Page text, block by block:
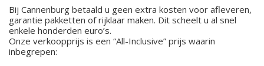
Bij Cannenburg betaald u geen extra kosten voor afleveren,
garantie pakketten of rijklaar maken. Dit scheelt u al snel
enkele honderden euro’s.
Onze verkoopprijs is een “All-Inclusive” prijs waarin
inbegrepen: